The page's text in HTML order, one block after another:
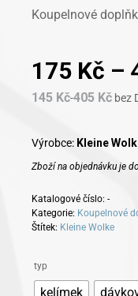
Koupelnové
175 Kč –
145 Kč-405 Kč bez
Výrobce: Kleine
Zboží na objednávku je
Katalogové číslo: -
Kategorie: Koupelnové
Štítek: Kleine Wolke
typ
kelímek